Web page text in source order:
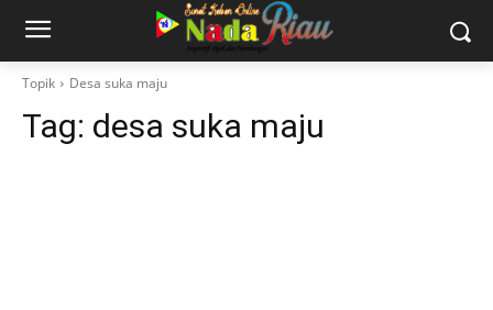
Topik Desa suka maju
Tag: desa suka maju